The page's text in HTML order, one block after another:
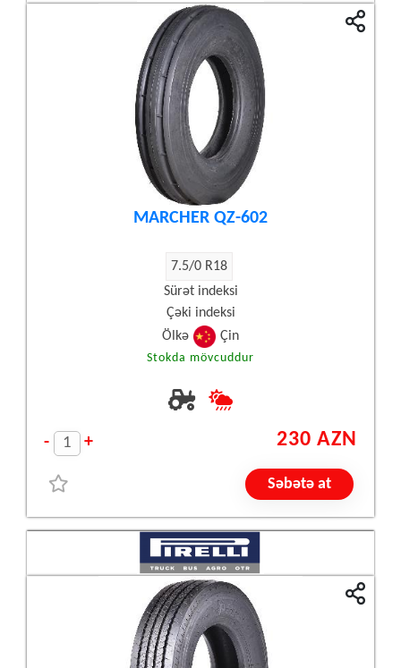
MARCHER QZ-602
7.5/0 R18
Sürət indeksi
Çəki indeksi
Ölkə
Çin
Stokda mövcuddur
- + 230 AZN
Səbətə at